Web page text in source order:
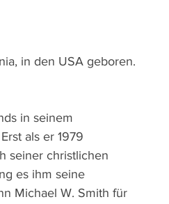
in den USA geboren.
in seinem
als er 1979
seiner christlichen
es ihm seine
Michael W. Smith für